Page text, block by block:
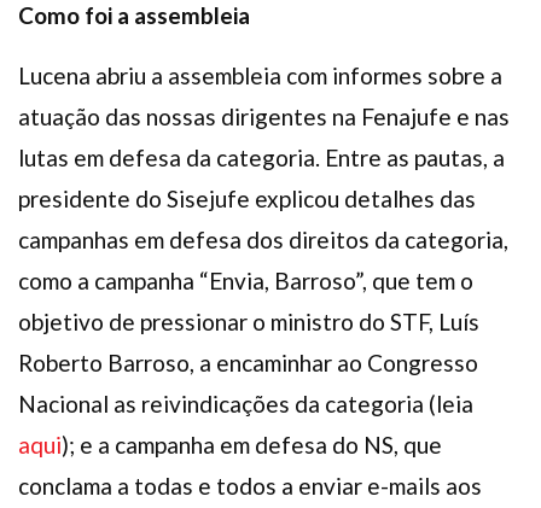
Como foi a assembleia
Lucena abriu a assembleia com informes sobre a
atuação das nossas dirigentes na Fenajufe e nas
lutas em defesa da categoria. Entre as pautas, a
presidente do Sisejufe explicou detalhes das
campanhas em defesa dos direitos da categoria,
como a campanha “Envia, Barroso”, que tem o
objetivo de pressionar o ministro do STF, Luís
Roberto Barroso, a encaminhar ao Congresso
Nacional as reivindicações da categoria (leia
aqui); e a campanha em defesa do NS, que
conclama a todas e todos a enviar e-mails aos